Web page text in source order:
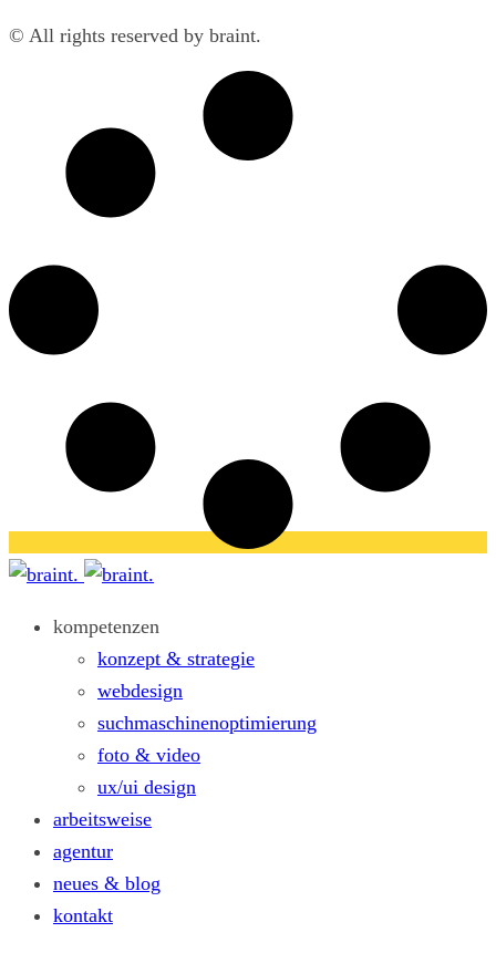
© All rights reserved by braint.
kompetenzen
konzept & strategie
webdesign
suchmaschinenoptimierung
foto & video
ux/ui design
arbeitsweise
agentur
neues & blog
kontakt